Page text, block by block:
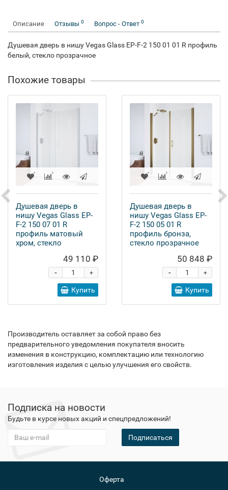
Описание Отзывы 0 Вопрос - Ответ 0
Душевая дверь в нишу Vegas Glass EP-F-2 150 01 01 R профиль
белый, стекло прозрачное
Похожие товары
Душевая дверь в
нишу Vegas Glass EP-
F-2 150 07 01 R
профиль матовый
хром, стекло
49 110 ₽
+
-
Купить
Душевая дверь в
нишу Vegas Glass EP-
F-2 150 05 01 R
профиль бронза,
стекло прозрачное
50 848 ₽
+
-
Купить
Производитель оставляет за собой право без
предварительного уведомления покупателя вносить
изменения в конструкцию, комплектацию или технологию
изготовления изделия с целью улучшения его свойств.
Подписка на новости
Будьте в курсе новых акций и спецпредложений!
Подписаться
Оферта